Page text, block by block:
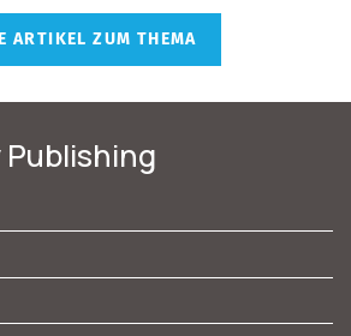
ARTIKEL ZUM THEMA